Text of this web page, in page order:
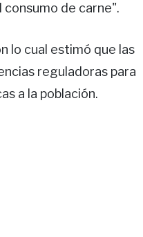
de carne".
lo cual estimó que las
reguladoras para
a la población.